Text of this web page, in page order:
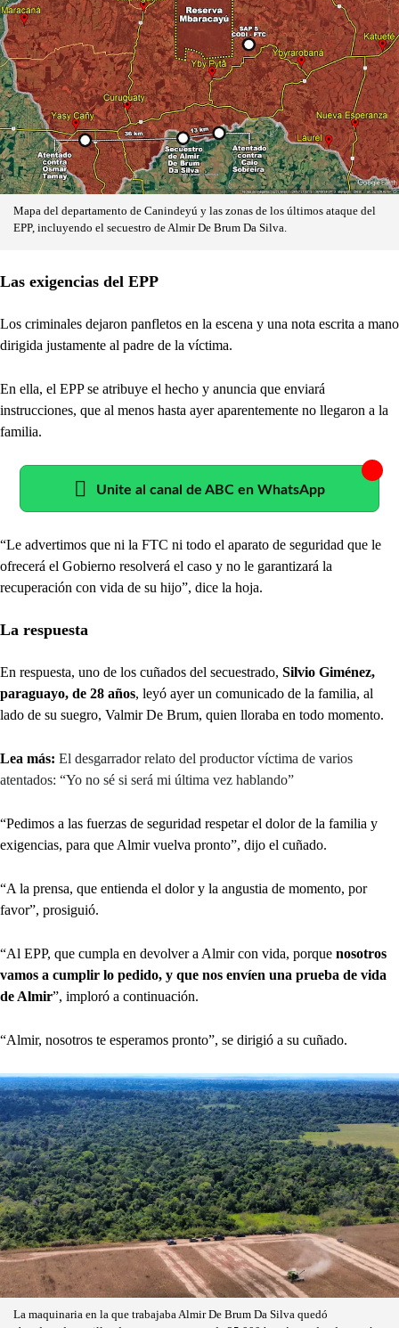
Mapa del departamento de Canindeyú y las zonas de los últimos ataque del
EPP, incluyendo el secuestro de Almir De Brum Da Silva.
Las exigencias del EPP
Los criminales dejaron panfletos en la escena y una nota escrita a mano
dirigida justamente al padre de la víctima.
En ella, el EPP se atribuye el hecho y anuncia que enviará
instrucciones, que al menos hasta ayer aparentemente no llegaron a la
familia.
Unite al canal de ABC en WhatsApp
“Le advertimos que ni la FTC ni todo el aparato de seguridad que le
ofrecerá el Gobierno resolverá el caso y no le garantizará la
recuperación con vida de su hijo”, dice la hoja.
La respuesta
En respuesta, uno de los cuñados del secuestrado, Silvio Giménez,
paraguayo, de 28 años, leyó ayer un comunicado de la familia, al
lado de su suegro, Valmir De Brum, quien lloraba en todo momento.
Lea más: El desgarrador relato del productor víctima de varios
atentados: “Yo no sé si será mi última vez hablando”
“Pedimos a las fuerzas de seguridad respetar el dolor de la familia y
exigencias, para que Almir vuelva pronto”, dijo el cuñado.
“A la prensa, que entienda el dolor y la angustia de momento, por
favor”, prosiguió.
“Al EPP, que cumpla en devolver a Almir con vida, porque nosotros
vamos a cumplir lo pedido, y que nos envíen una prueba de vida
de Almir”, imploró a continuación.
“Almir, nosotros te esperamos pronto”, se dirigió a su cuñado.
La maquinaria en la que trabajaba Almir De Brum Da Silva quedó